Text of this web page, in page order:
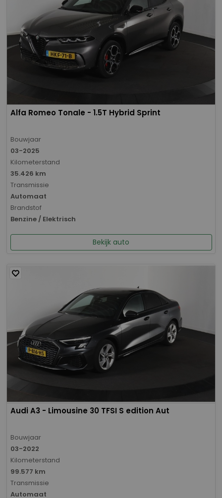
Alfa Romeo Tonale - 1.5T Hybrid Sprint
Bouwjaar
03-2025
Kilometerstand
35.426 km
Transmissie
Automaat
Brandstof
Benzine / Elektrisch
Bekijk auto
Audi A3 - Limousine 30 TFSI S edition Aut
Bouwjaar
03-2022
Kilometerstand
99.577 km
Transmissie
Automaat